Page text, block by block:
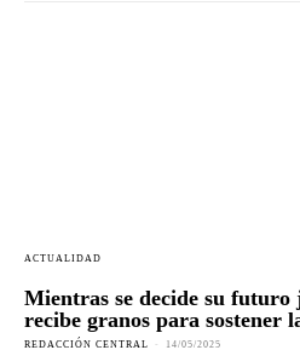
ACTUALIDAD
Mientras se decide su
recibe granos para sostener
REDACCIÓN CENTRAL - 14/05/2025